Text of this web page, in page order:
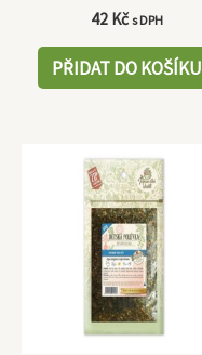
42 Kč s DPH
PŘIDAT DO KOŠÍKU